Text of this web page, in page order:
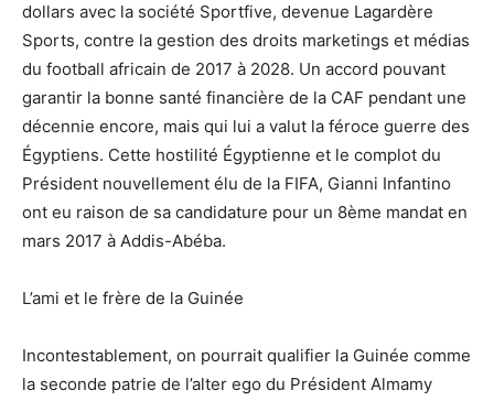
dollars avec la société Sportfive, devenue Lagardère
Sports, contre la gestion des droits marketings et médias
du football africain de 2017 à 2028. Un accord pouvant
garantir la bonne santé financière de la CAF pendant une
décennie encore, mais qui lui a valut la féroce guerre des
Égyptiens. Cette hostilité Égyptienne et le complot du
Président nouvellement élu de la FIFA, Gianni Infantino
ont eu raison de sa candidature pour un 8ème mandat en
mars 2017 à Addis-Abéba.
L’ami et le frère de la Guinée
Incontestablement, on pourrait qualifier la Guinée comme
la seconde patrie de l’alter ego du Président Almamy